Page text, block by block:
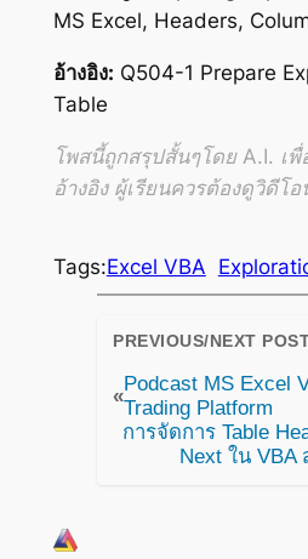
MS Excel, Headers,
อ้างอิง: Q504-1 Prepare
Table
โพสนี้ถูกสรุปสั้นๆโดย A.I. เ
อ้างอิง ผู้เรียนควรต้องดูวิดีโ
Tags:Excel VBA
PREVIOUS/NEXT
«
Podcast MS Excel
Trading Platform
การจัดการ Table
Next ใน VBA